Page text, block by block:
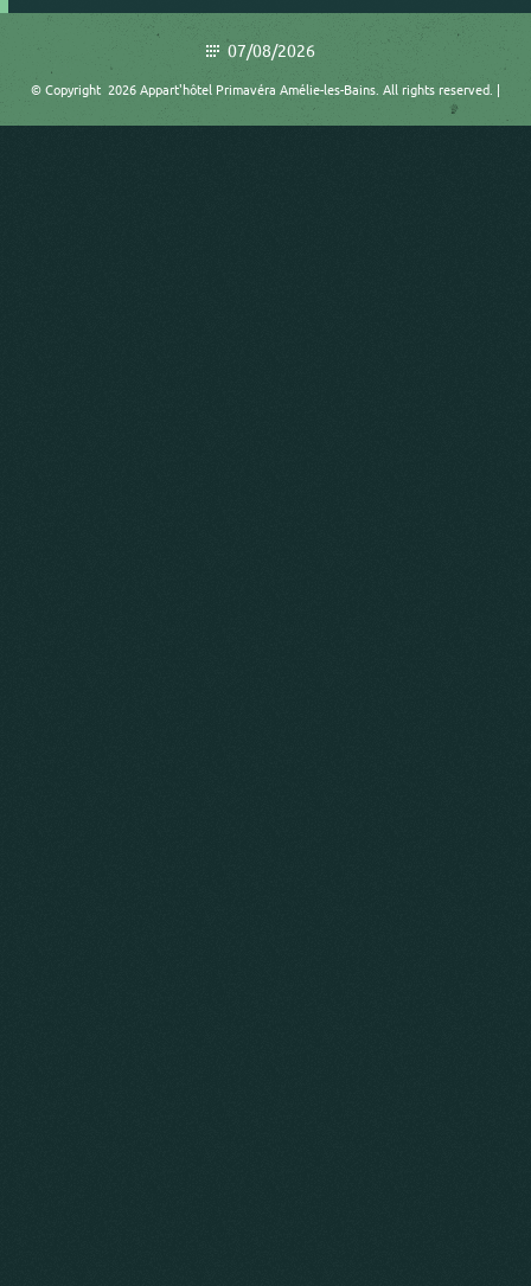
07/08/2026
© Copyright 2026 Appart'hôtel Primavéra Amélie-les-Bains. All rights reserved. |